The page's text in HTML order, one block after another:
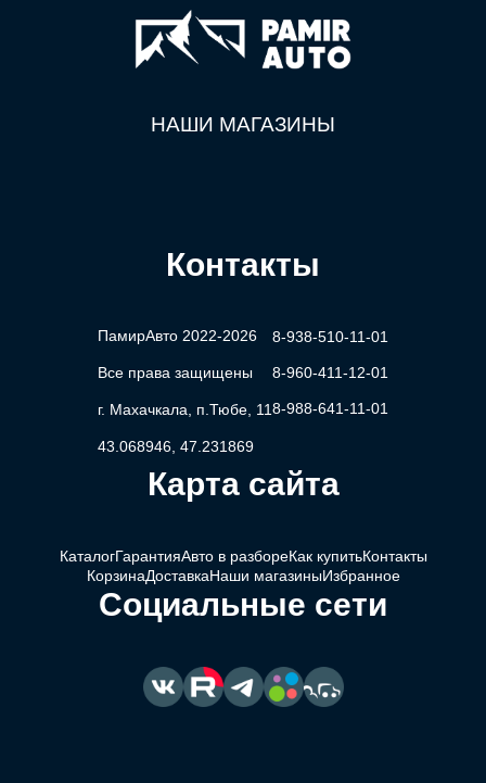
НАШИ МАГАЗИНЫ
Контакты
ПамирАвто 2022-2026
Все права защищены
г. Махачкала, п.Тюбе, 11
43.068946, 47.231869
8-938-510-11-01
8-960-411-12-01
8-988-641-11-01
Карта сайта
КаталогГарантияАвто в разбореКак купитьКонтакты
КорзинаДоставкаНаши магазиныИзбранное
Социальные сети